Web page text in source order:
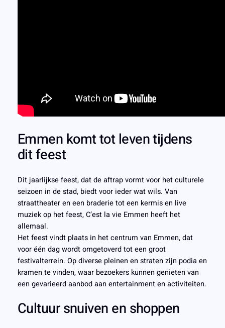
Emmen komt tot leven tijdens
dit feest
Dit jaarlijkse feest, dat de aftrap vormt voor het culturele
seizoen in de stad, biedt voor ieder wat wils. Van
straattheater en een braderie tot een kermis en live
muziek op het feest, C’est la vie Emmen heeft het
allemaal.
Het feest vindt plaats in het centrum van Emmen, dat
voor één dag wordt omgetoverd tot een groot
festivalterrein. Op diverse pleinen en straten zijn podia en
kramen te vinden, waar bezoekers kunnen genieten van
een gevarieerd aanbod aan entertainment en activiteiten.
Cultuur snuiven en shoppen